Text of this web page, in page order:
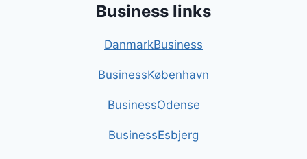
Business links
DanmarkBusiness
BusinessKøbenhavn
BusinessOdense
BusinessEsbjerg